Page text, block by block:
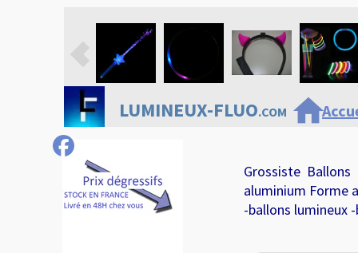
LUMINEUX-FLUO.COMhome
Grossiste
aluminium Forme
-ballons lumineux